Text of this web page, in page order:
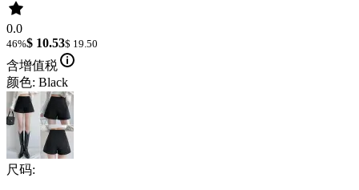
0.0
46%$ 10.53$ 19.50
含增值税
颜色: Black
尺码: